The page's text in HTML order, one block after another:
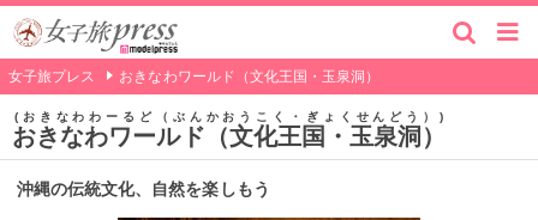
女子旅プレス おきなわワールド（文化王国・玉泉洞）
おきなわワールド（文化王国・玉泉洞）
おきなわわーるど（ぶんかおうこく・ぎょくせんどう）
沖縄の伝統文化、自然を楽しもう